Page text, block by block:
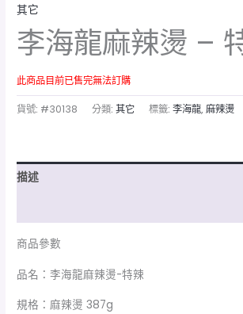
其它
李海龍麻辣燙 –
此商品目前已售完無法訂購
貨號: #30138 分類:其它 標籤:李海龍,麻辣燙
描述
商品參數
品名：李海龍麻辣燙-特辣
規格：麻辣燙 387g